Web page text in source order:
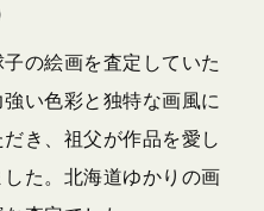
の絵画を査定していた
い色彩と独特な画風に
き、祖父が作品を愛し
た。北海道ゆかりの画